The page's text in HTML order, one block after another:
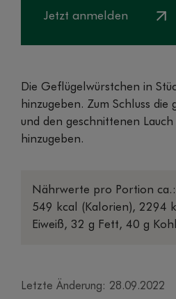
Jetzt anmelden
Die Geflügelwürstchen in
hinzugeben. Zum Schluss die
und den geschnittenen
hinzugeben.
Nährwerte pro Portion ca.:
549 kcal (Kalorien), 2294
Eiweiß, 32 g Fett, 40 g
Letzte Änderung: 28.09.2022